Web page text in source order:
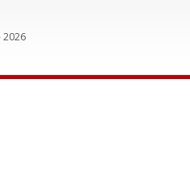
2026